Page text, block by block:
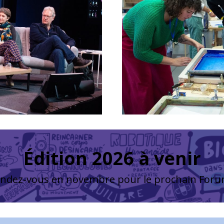
Édition 2026 à venir
vous en novembre pour le prochain